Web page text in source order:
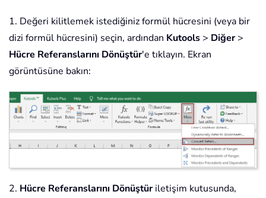
1. Değeri kilitlemek istediğiniz formül hücresini (veya bir
dizi formül hücresini) seçin, ardından Kutools > Diğer>
Hücre Referanslarını Dönüştür'e tıklayın. Ekran
görüntüsüne bakın:
2. Hücre Referanslarını Dönüştüriletişim kutusunda,